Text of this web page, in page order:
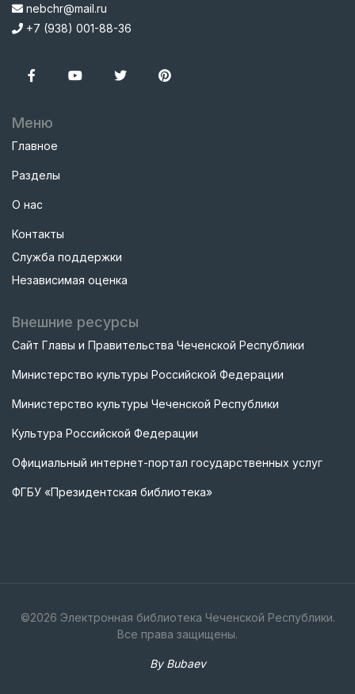
nebchr@mail.ru
+7 (938) 001-88-36
Меню
Главное
Разделы
О нас
Контакты
Служба поддержки
Независимая оценка
Внешние ресурсы
Сайт Главы и Правительства Чеченской Республики
Министерство культуры Российской Федерации
Министерство культуры Чеченской Республики
Культура Российской Федерации
Официальный интернет-портал государственных услуг
ФГБУ «Президентская библиотека»
©2026 Электронная библиотека Чеченской Республики.
Все права защищены.
By Bubaev